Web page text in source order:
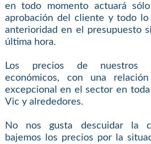
en todo momento actuará
aprobación del cliente y todo lo
anterioridad en el presupuesto
última hora.
Los precios de nuestros
económicos, con una relación
excepcional en el sector en
Vic y alrededores.
No nos gusta descuidar la
bajemos los precios por la